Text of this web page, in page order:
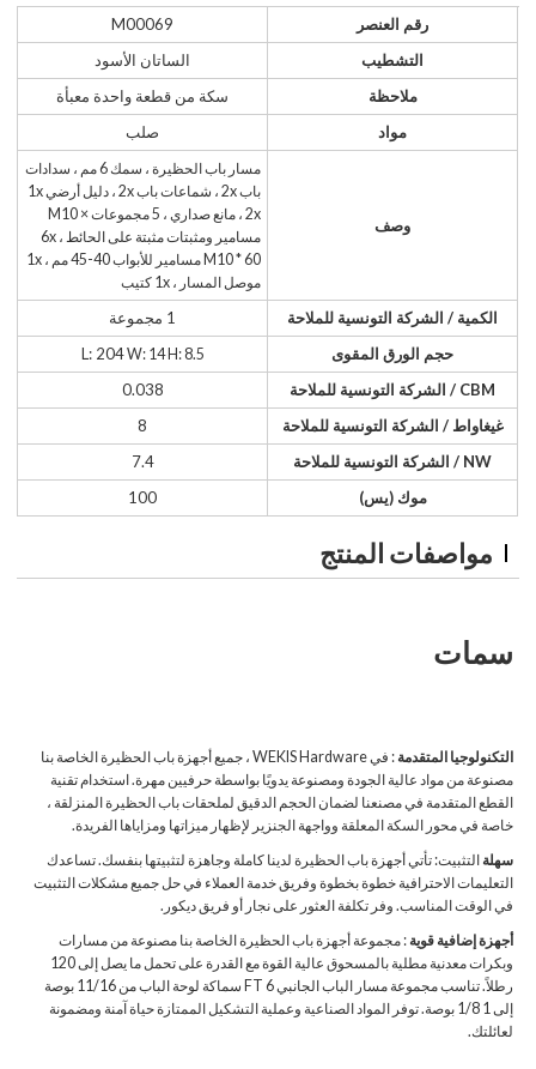
رقم العنصر
M00069
التشطيب
الساتان الأسود
ملاحظة
سكة من قطعة واحدة معبأة
مواد
صلب
وصف
مسار باب الحظيرة ، سمك 6 مم ، سدادات
باب 2x ، شماعات باب 2x ، دليل أرضي 1x
، 2x مانع صداري ، 5 مجموعات × M10
مسامير ومثبتات مثبتة على الحائط ، 6x
M10 * 60 مسامير للأبواب 40-45 مم ، 1x
موصل المسار ، 1x كتيب
الكمية / الشركة التونسية للملاحة
1 مجموعة
حجم الورق المقوى
L: 204W: 14 H: 8.5
CBM / الشركة التونسية للملاحة
0.038
غيغاواط / الشركة التونسية للملاحة
8
NW / الشركة التونسية للملاحة
7.4
موك (يس)
100
مواصفات المنتج
سمات
التكنولوجيا المتقدمة
: في WEKIS Hardware ، جميع أجهزة باب الحظيرة الخاصة بنا
مصنوعة من مواد عالية الجودة ومصنوعة يدويًا بواسطة حرفيين مهرة. استخدام تقنية
القطع المتقدمة في مصنعنا لضمان الحجم الدقيق لملحقات باب الحظيرة المنزلقة ،
خاصة في محور السكة المعلقة وواجهة الجنزير لإظهار ميزاتها ومزاياها الفريدة.
سهلة التثبيت: تأتي أجهزة باب الحظيرة لدينا كاملة وجاهزة لتثبيتها بنفسك. تساعدك
التعليمات الاحترافية خطوة بخطوة وفريق خدمة العملاء في حل جميع مشكلات التثبيت
في الوقت المناسب. وفر تكلفة العثور على نجار أو فريق ديكور.
أجهزة إضافية قوية : مجموعة أجهزة باب الحظيرة الخاصة بنا مصنوعة من مسارات
وبكرات معدنية مطلية بالمسحوق عالية القوة مع القدرة على تحمل ما يصل إلى 120
رطلاً. تناسب مجموعة مسار الباب الجانبي 6 FT سماكة لوحة الباب من 11/16 بوصة
إلى 1 1/8 بوصة. توفر المواد الصناعية وعملية التشكيل الممتازة حياة آمنة ومضمونة
لعائلتك.